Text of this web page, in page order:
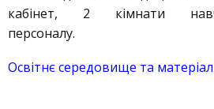
кабінет, 2 кімнати
персоналу.
Освітнє середовище та